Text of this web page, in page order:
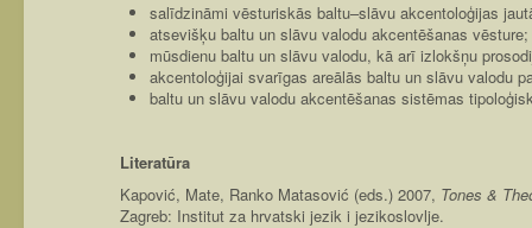
salīdzināmi vēsturiskās baltu–­slāvu akcentoloģijas
atsevišķu baltu un slāvu valodu akcentēšanas vēsture;
mūsdienu baltu un slāvu valodu, kā arī izlokšņu
akcentoloģijai svarīgas areālās baltu un slāvu valodu
baltu un slāvu valodu akcentēšanas sistēmas
Literatūra
Kapović, Mate, Ranko Matasović (eds.) 2007, Tones &
Zagreb: Institut za hrvatski jezik i jezikoslovlje.